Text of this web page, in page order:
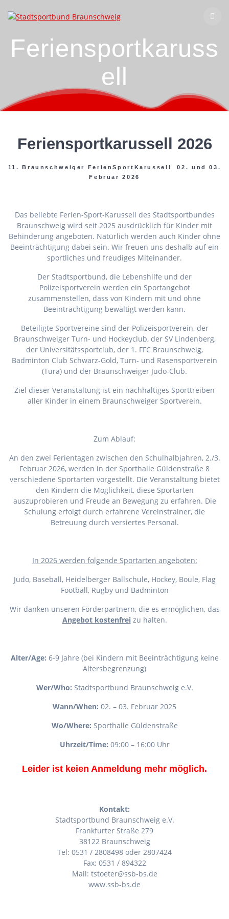
Inhalt
Feriensportkaruss
ell
Feriensportkarussell 2026
11. Braunschweiger FerienSportKarussell 02. und 03.
Februar 2026
Das beliebte Ferien-Sport-Karussell des Stadtsportbundes
Braunschweig wird seit 2025 ausdrücklich für Kinder mit
Behinderung angeboten. Natürlich werden auch Kinder ohne
Beeinträchtigung dabei sein. Wir freuen uns deshalb auf ein
sportliches und freudiges Miteinander.
Der Stadtsportbund, die Lebenshilfe und der
Polizeisportverein werden ein Sportangebot
zusammenstellen, dass von Kindern mit und ohne
Beeinträchtigung bewältigt werden kann.
Beteiligte Sportvereine sind der Polizeisportverein, der
Braunschweiger Turn- und Hockeyclub, der SV Lindenberg,
der Universitätssportclub, der 1. FFC Braunschweig,
Badminton Club Schwarz-Gold, Turn- und Rasensportverein
(Tura) und der Braunschweiger Judo-Club.
Ziel dieser Veranstaltung ist ein nachhaltiges Sporttreiben
aller Kinder in einem Braunschweiger Sportverein.
Zum Ablauf:
An den zwei Ferientagen zwischen den Schulhalbjahren, 2./3.
Februar 2026, werden in der Sporthalle Güldenstraße 8
verschiedene Sportarten vorgestellt. Die Veranstaltung bietet
den Kindern die Möglichkeit, diese Sportarten
auszuprobieren und Freude an Bewegung zu erfahren. Die
Schulung erfolgt durch erfahrene Vereinstrainer, die
Betreuung durch versiertes Personal.
In 2026 werden folgende Sportarten angeboten:
Judo, Baseball, Heidelberger Ballschule, Hockey, Boule, Flag
Football, Rugby und Badminton
Wir danken unseren Förderpartnern, die es ermöglichen, das
Angebot kostenfreizu halten.
Alter/Age: 6-9 Jahre (bei Kindern mit Beeinträchtigung keine
Altersbegrenzung)
Wer/Who: Stadtsportbund Braunschweig e.V.
Wann/When: 02. – 03. Februar 2025
Wo/Where: Sporthalle Güldenstraße
Uhrzeit/Time: 09:00 – 16:00 Uhr
Leider ist keien Anmeldung mehr möglich.
Kontakt:
Stadtsportbund Braunschweig e.V.
Frankfurter Straße 279
38122 Braunschweig
Tel: 0531 / 2808498 oder 2807424
Fax: 0531 / 894322
Mail: tstoeter@ssb-bs.de
www.ssb-bs.de